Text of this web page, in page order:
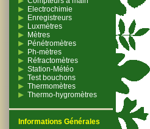
Electrochimie
Enregistreurs
Luxmètres
Mètres
Pénétromètres
Ph-mètres
Réfractomètres
Station-Météo
Test bouchons
Thermomètres
Thermo-hygromètres
Informations Générales